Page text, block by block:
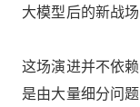
大模型后的新战场
这场演进并不依
是由大量细分问